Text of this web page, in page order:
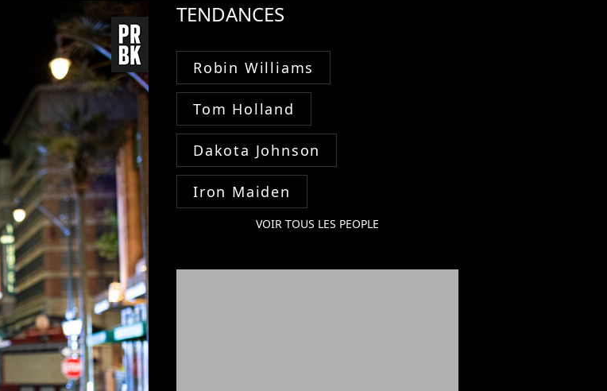
TENDANCES
Robin Williams
Tom Holland
Dakota Johnson
Iron Maiden
VOIR TOUS LES PEOPLE